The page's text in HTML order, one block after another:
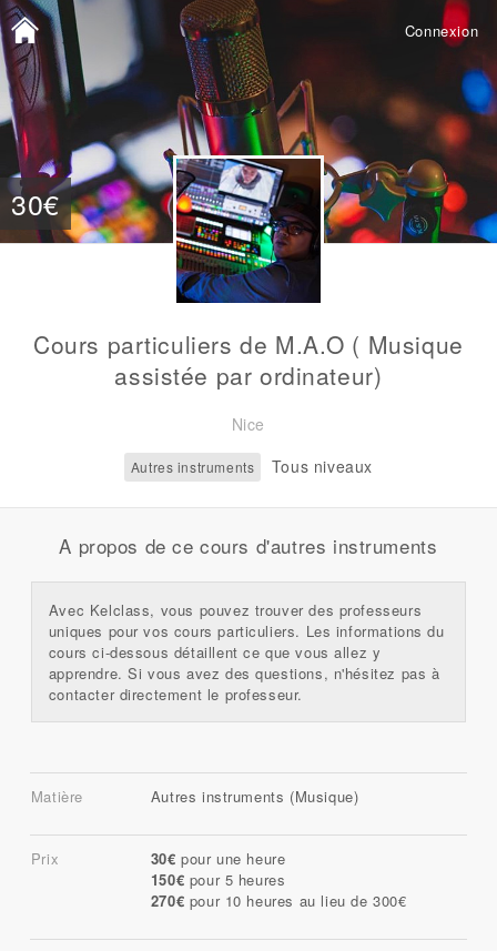
Connexion
30€
Cours particuliers de M.A.O ( Musique
assistée par ordinateur)
Nice
Autres instruments Tous niveaux
A propos de ce cours d'autres instruments
Avec Kelclass, vous pouvez trouver des professeurs
uniques pour vos cours particuliers. Les informations du
cours ci-dessous détaillent ce que vous allez y
apprendre. Si vous avez des questions, n'hésitez pas à
contacter directement le professeur.
Matière Autres instruments (Musique)
Prix 30€ pour une heure
150€ pour 5 heures
270€ pour 10 heures au lieu de 300€